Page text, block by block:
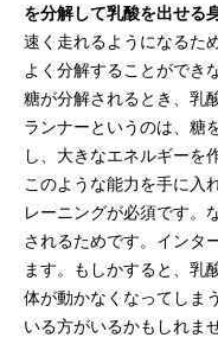
を分解して乳酸を出せる
速く走れるようになるた
よく分解することができ
糖が分解されるとき、乳
ランナーというのは、糖
し、大きなエネルギーを
このような能力を手に入
レーニングが必須です。
されるためです。インタ
ます。もしかすると、乳
体が動かなくなってしま
いる方がいるかもしれま